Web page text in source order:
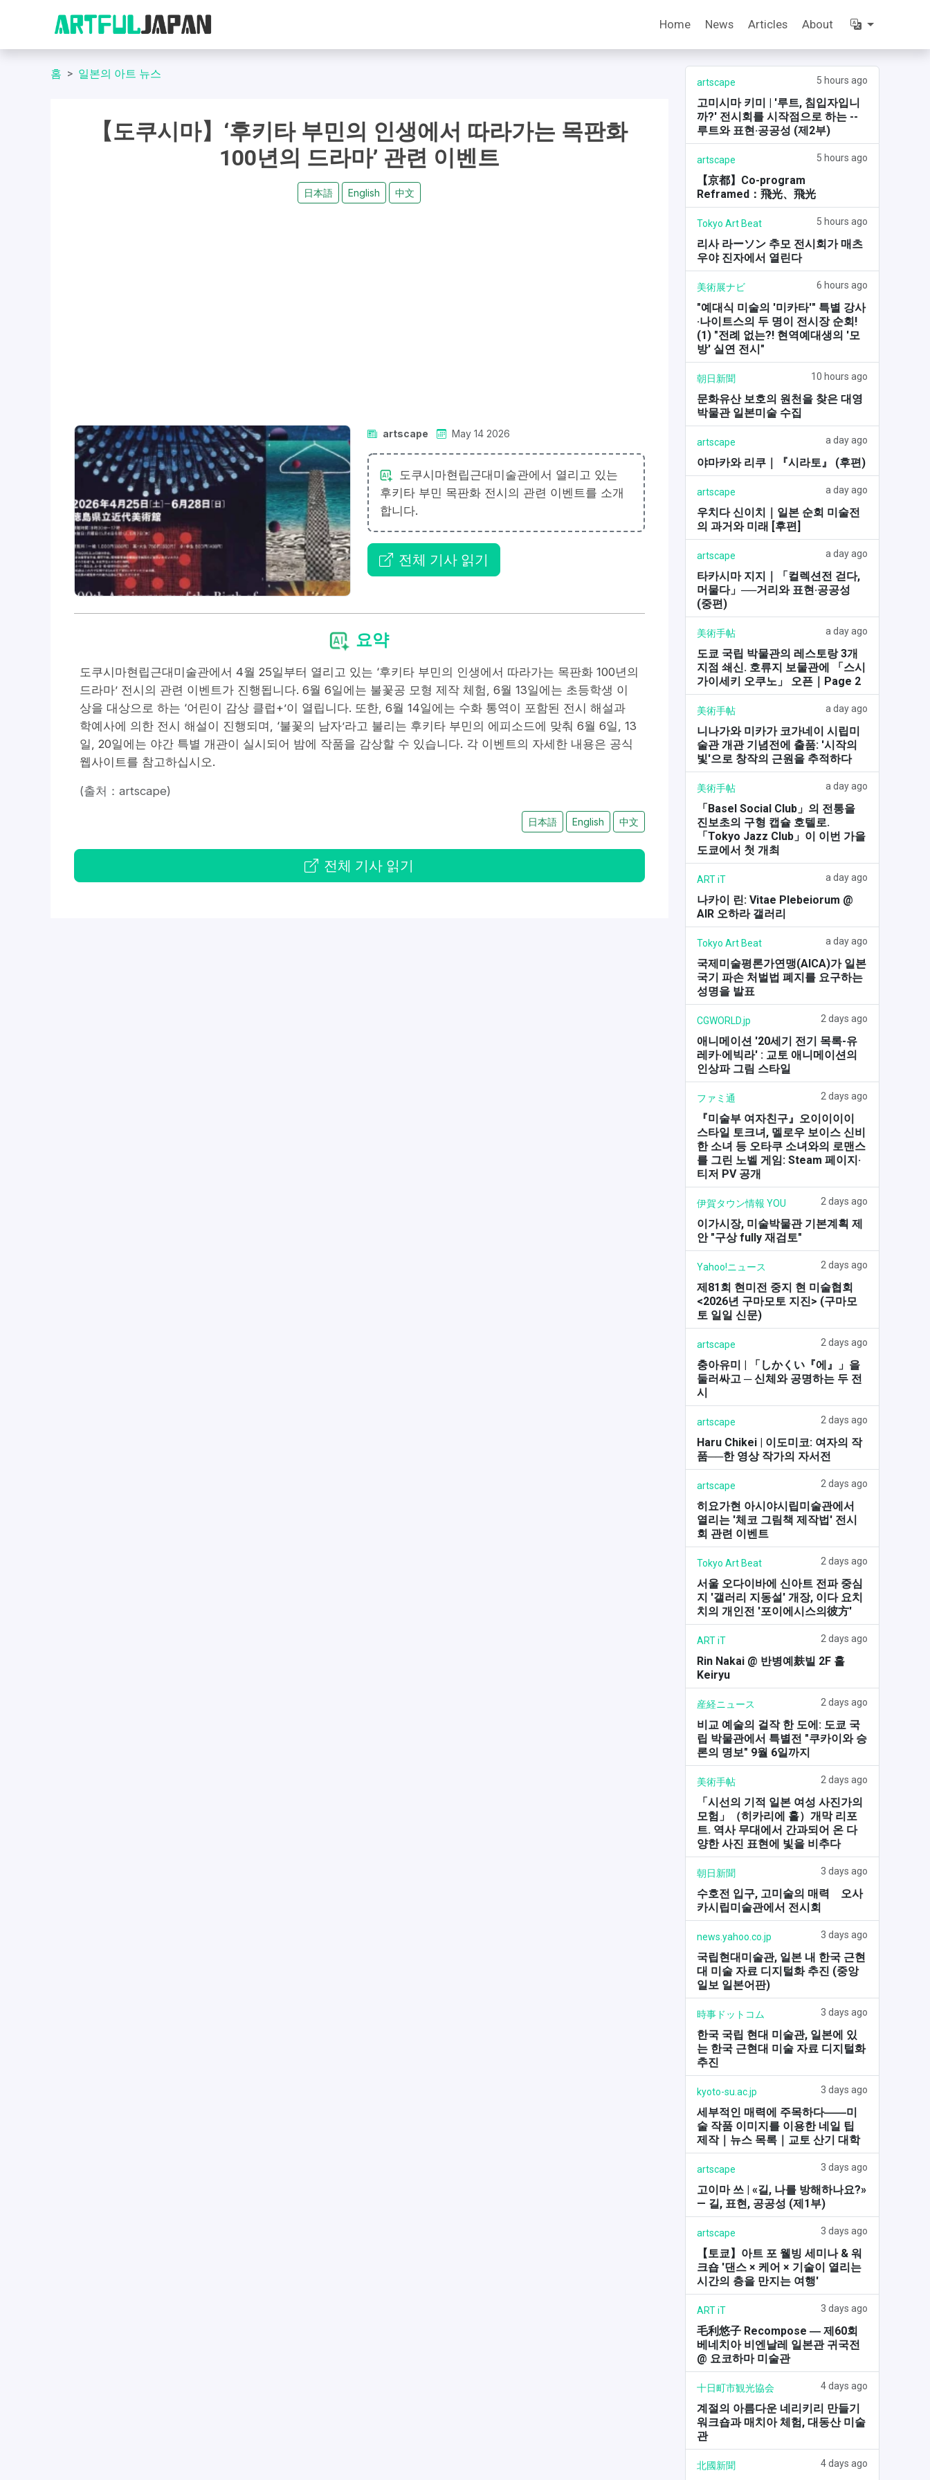
Home News Articles About
홈 일본의 아트 뉴스
【도쿠시마】‘후키타 부민의 인생에서 따라가는 목판화
100년의 드라마’ 관련 이벤트
日本語 English 中文
artscape May 14 2026
도쿠시마현립근대미술관에서 열리고 있는
후키타 부민 목판화 전시의 관련 이벤트를 소개
합니다.
전체 기사 읽기
요약
도쿠시마현립근대미술관에서 4월 25일부터 열리고 있는 ‘후키타 부민의 인생에서 따라가는 목판화 100년의
드라마’ 전시의 관련 이벤트가 진행됩니다. 6월 6일에는 불꽃공 모형 제작 체험, 6월 13일에는 초등학생 이
상을 대상으로 하는 ‘어린이 감상 클럽+’이 열립니다. 또한, 6월 14일에는 수화 통역이 포함된 전시 해설과
학예사에 의한 전시 해설이 진행되며, ‘불꽃의 남자’라고 불리는 후키타 부민의 에피소드에 맞춰 6월 6일, 13
일, 20일에는 야간 특별 개관이 실시되어 밤에 작품을 감상할 수 있습니다. 각 이벤트의 자세한 내용은 공식
웹사이트를 참고하십시오.
(출처：artscape)
日本語 English 中文
전체 기사 읽기
artscape 5 hours ago
고미시마 키미 | '루트, 침입자입니
까?' 전시회를 시작점으로 하는 --
루트와 표현·공공성 (제2부)
artscape 5 hours ago
【京都】Co-program
Reframed：飛光、飛光
Tokyo Art Beat 5 hours ago
리사 라ーソン 추모 전시회가 매츠
우야 진자에서 열린다
美術展ナビ 6 hours ago
"예대식 미술의 '미카타'" 특별 강사
·나이트스의 두 명이 전시장 순회!
(1) "전례 없는?! 현역예대생의 '모
방' 실연 전시"
朝日新聞 10 hours ago
문화유산 보호의 원천을 찾은 대영
박물관 일본미술 수집
artscape a day ago
야마카와 리쿠｜『시라토』 (후편)
artscape a day ago
우치다 신이치｜일본 순회 미술전
의 과거와 미래 [후편]
artscape a day ago
타카시마 지지｜「컬렉션전 걷다,
머물다」──거리와 표현·공공성
(중편)
美術手帖 a day ago
도쿄 국립 박물관의 레스토랑 3개
지점 쇄신. 호류지 보물관에 「스시
가이세키 오쿠노」 오픈｜Page 2
美術手帖 a day ago
니나가와 미카가 코가네이 시립미
술관 개관 기념전에 출품: '시작의
빛'으로 창작의 근원을 추적하다
美術手帖 a day ago
「Basel Social Club」의 전통을
진보초의 구형 캡슐 호텔로.
「Tokyo Jazz Club」이 이번 가을
도쿄에서 첫 개최
ART iT a day ago
나카이 린: Vitae Plebeiorum @
AIR 오하라 갤러리
Tokyo Art Beat a day ago
국제미술평론가연맹(AICA)가 일본
국기 파손 처벌법 폐지를 요구하는
성명을 발표
CGWORLD.jp 2 days ago
애니메이션 '20세기 전기 목록-유
레카·에빅라' : 교토 애니메이션의
인상파 그림 스타일
ファミ通 2 days ago
『미술부 여자친구』오이이이이
스타일 토크녀, 멜로우 보이스 신비
한 소녀 등 오타쿠 소녀와의 로맨스
를 그린 노벨 게임: Steam 페이지·
티저 PV 공개
伊賀タウン情報 YOU 2 days ago
이가시장, 미술박물관 기본계획 제
안 "구상 fully 재검토"
Yahoo!ニュース 2 days ago
제81회 현미전 중지 현 미술협회
<2026년 구마모토 지진> (구마모
토 일일 신문)
artscape 2 days ago
충아유미 | 「しかくい『에』」을
둘러싸고 ─ 신체와 공명하는 두 전
시
artscape 2 days ago
Haru Chikei | 이도미코: 여자의 작
품──한 영상 작가의 자서전
artscape 2 days ago
히요가현 아시야시립미술관에서
열리는 '체코 그림책 제작법' 전시
회 관련 이벤트
Tokyo Art Beat 2 days ago
서울 오다이바에 신아트 전파 중심
지 '갤러리 지동설' 개장, 이다 요치
치의 개인전 '포이에시스의彼方'
ART iT 2 days ago
Rin Nakai @ 반병예麸빌 2F 홀
Keiryu
産経ニュース 2 days ago
비교 예술의 걸작 한 도에: 도쿄 국
립 박물관에서 특별전 "쿠카이와 승
론의 명보" 9월 6일까지
美術手帖 2 days ago
「시선의 기적 일본 여성 사진가의
모험」（히카리에 홀）개막 리포
트. 역사 무대에서 간과되어 온 다
양한 사진 표현에 빛을 비추다
朝日新聞 3 days ago
수호전 입구, 고미술의 매력 오사
카시립미술관에서 전시회
news.yahoo.co.jp 3 days ago
국립현대미술관, 일본 내 한국 근현
대 미술 자료 디지털화 추진 (중앙
일보 일본어판)
時事ドットコム 3 days ago
한국 국립 현대 미술관, 일본에 있
는 한국 근현대 미술 자료 디지털화
추진
kyoto-su.ac.jp 3 days ago
세부적인 매력에 주목하다――미
술 작품 이미지를 이용한 네일 팁
제작｜뉴스 목록｜교토 산기 대학
artscape 3 days ago
고이마 쓰 | «길, 나를 방해하나요?»
— 길, 표현, 공공성 (제1부)
artscape 3 days ago
【토쿄】아트 포 웰빙 세미나 & 워
크숍 '댄스 × 케어 × 기술이 열리는
시간의 층을 만지는 여행'
ART iT 3 days ago
毛利悠子 Recompose ― 제60회
베네치아 비엔날레 일본관 귀국전
@ 요코하마 미술관
十日町市観光協会 4 days ago
계절의 아름다운 네리키리 만들기
워크숍과 매치아 체험, 대동산 미술
관
北國新聞 4 days ago